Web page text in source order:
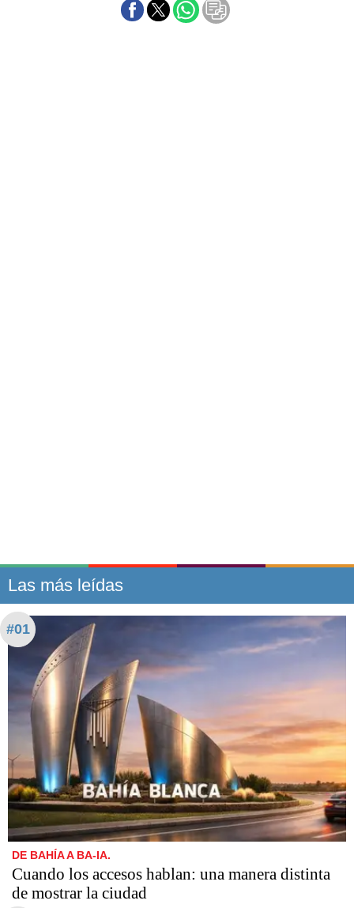
Las más leídas
#01
DE BAHÍA A BA-IA.
Cuando los accesos hablan: una manera distinta
de mostrar la ciudad